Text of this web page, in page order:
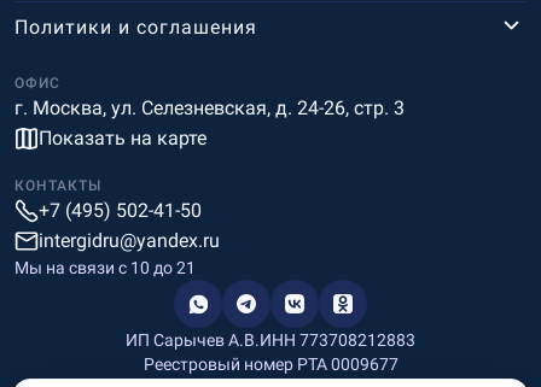
ОФИС
г. Москва, ул. Селезневская, д. 24-26, стр. 3
Показать на карте
Политики и соглашения
КОНТАКТЫ
+7 (495) 502-41-50
intergidru@yandex.ru
Мы на связи c 10 до 21
ИП Сарычев А.В.ИНН 773708212883
Реестровый номер РТА 0009677